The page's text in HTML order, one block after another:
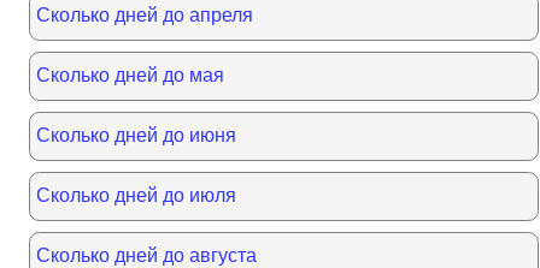
Сколько дней до апреля
Сколько дней до мая
Сколько дней до июня
Сколько дней до июля
Сколько дней до августа